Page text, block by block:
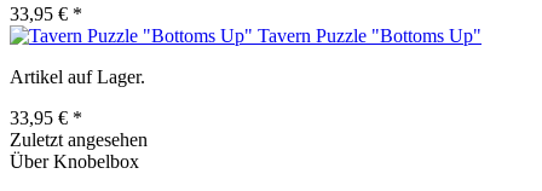
33,95 € *
Tavern Puzzle "Bottoms Up"
Artikel auf Lager.
33,95 € *
Zuletzt angesehen
Über Knobelbox